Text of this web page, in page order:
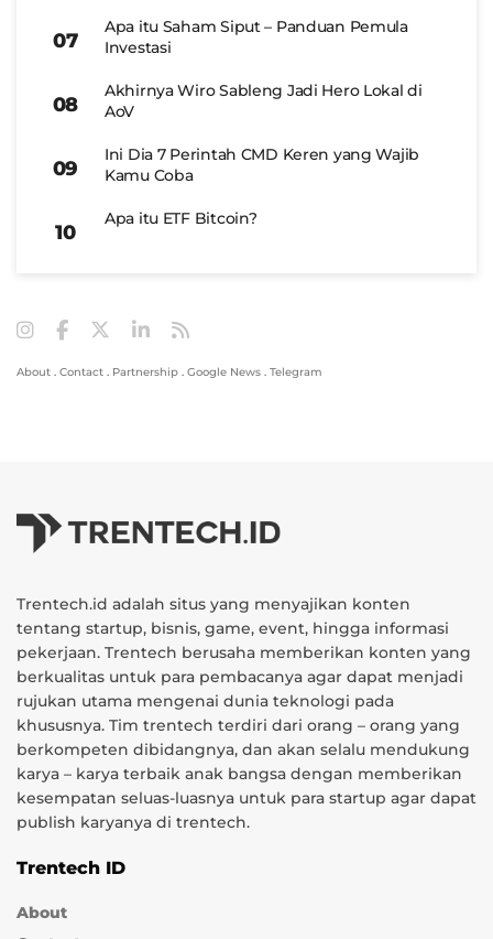
Apa itu Saham Siput – Panduan Pemula
Investasi
Akhirnya Wiro Sableng Jadi Hero Lokal di
AoV
Ini Dia 7 Perintah CMD Keren yang Wajib
Kamu Coba
Apa itu ETF Bitcoin?
About . Contact . Partnership . Google News . Telegram
Trentech.id adalah situs yang menyajikan konten
tentang startup, bisnis, game, event, hingga informasi
pekerjaan. Trentech berusaha memberikan konten yang
berkualitas untuk para pembacanya agar dapat menjadi
rujukan utama mengenai dunia teknologi pada
khususnya. Tim trentech terdiri dari orang – orang yang
berkompeten dibidangnya, dan akan selalu mendukung
karya – karya terbaik anak bangsa dengan memberikan
kesempatan seluas-luasnya untuk para startup agar dapat
publish karyanya di trentech.
Trentech ID
About